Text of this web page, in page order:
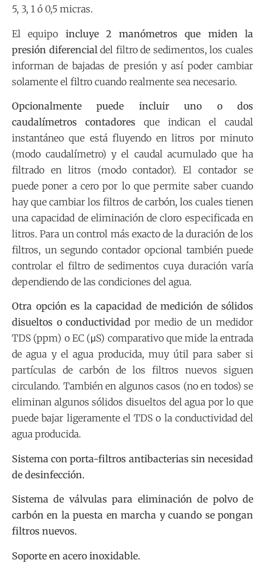
5, 3, 1 ó 0,5 micras.
El equipo incluye 2 manómetros que miden la
presión diferencial del filtro de sedimentos, los cuales
informan de bajadas de presión y así poder cambiar
solamente el filtro cuando realmente sea necesario.
Opcionalmente puede incluir uno o dos
caudalímetros contadores que indican el caudal
instantáneo que está fluyendo en litros por minuto
(modo caudalímetro) y el caudal acumulado que ha
filtrado en litros (modo contador). El contador se
puede poner a cero por lo que permite saber cuando
hay que cambiar los filtros de carbón, los cuales tienen
una capacidad de eliminación de cloro especificada en
litros. Para un control más exacto de la duración de los
filtros, un segundo contador opcional también puede
controlar el filtro de sedimentos cuya duración varía
dependiendo de las condiciones del agua.
Otra opción es la capacidad de medición de sólidos
disueltos o conductividad por medio de un medidor
TDS (ppm) o EC (μS) comparativo que mide la entrada
de agua y el agua producida, muy útil para saber si
partículas de carbón de los filtros nuevos siguen
circulando. También en algunos casos (no en todos) se
eliminan algunos sólidos disueltos del agua por lo que
puede bajar ligeramente el TDS o la conductividad del
agua producida.
Sistema con porta-filtros antibacterias sin necesidad
de desinfección.
Sistema de válvulas para eliminación de polvo de
carbón en la puesta en marcha y cuando se pongan
filtros nuevos.
Soporte en acero inoxidable.